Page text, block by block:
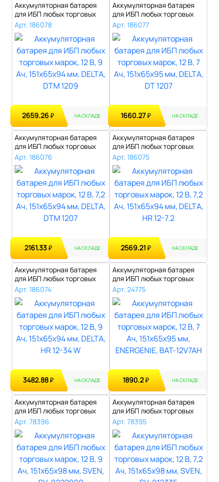
Аккумуляторная батарея
для ИБП любых торговых
марок, 12..
Арт. 186078
2659.26₽ НА СКЛАДЕ
Аккумуляторная батарея
для ИБП любых торговых
марок, 12..
Арт. 186077
1660.27₽ НА СКЛАДЕ
Аккумуляторная батарея
для ИБП любых торговых
марок, 12..
Арт. 186076
2161.33₽ НА СКЛАДЕ
Аккумуляторная батарея
для ИБП любых торговых
марок, 12..
Арт. 186075
2569.21₽ НА СКЛАДЕ
Аккумуляторная батарея
для ИБП любых торговых
марок, 12..
Арт. 186074
3482.88₽ НА СКЛАДЕ
Аккумуляторная батарея
для ИБП любых торговых
марок, 12..
Арт. 24775
1890.2₽ НА СКЛАДЕ
Аккумуляторная батарея
для ИБП любых торговых
марок, 12..
Арт. 78396
Аккумуляторная батарея
для ИБП любых торговых
марок, 12..
Арт. 78395